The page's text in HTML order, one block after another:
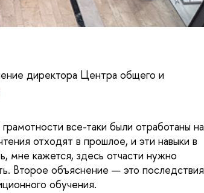
директора Центра общего и
все-таки были отработаны на
отходят в прошлое, и эти навыки в
мне кажется, здесь отчасти нужно
Второе объяснение — это последствия
обучения.